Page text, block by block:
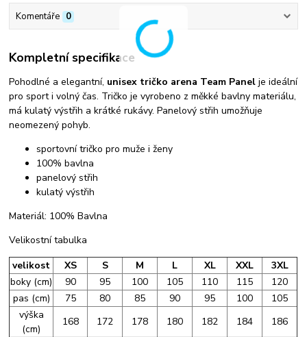
Komentáře 0
Kompletní specifikace
Pohodlné a elegantní, unisex tričko arena Team Panel je ideální
pro sport i volný čas. Tričko je vyrobeno z měkké bavlny materiálu,
má kulatý výstřih a krátké rukávy. Panelový střih umožňuje
neomezený pohyb.
sportovní tričko pro muže i ženy
100% bavlna
panelový střih
kulatý výstřih
Materiál: 100% Bavlna
Velikostní tabulka
velikost
XS S M L XL XXL
3XL
boky (cm)
90 95 100 105 110 115
120
pas (cm)
75 80 85 90 95 100
105
výška
(cm)
168 172 178 180 182 184 186